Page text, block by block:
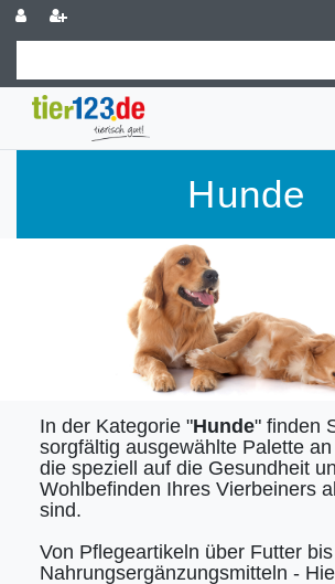
Hunde
In der Kategorie "Hunde" finden
sorgfältig ausgewählte Palette
die speziell auf die Gesundheit
Wohlbefinden Ihres Vierbeiners
sind.
Von Pflegeartikeln über Futter
Nahrungsergänzungsmitteln -